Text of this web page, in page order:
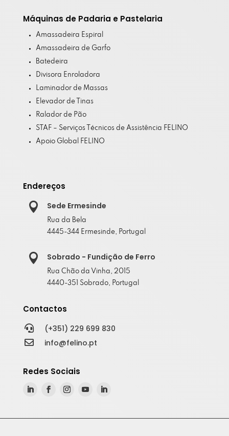
Máquinas de Padaria e Pastelaria
Amassadeira Espiral
Amassadeira de Garfo
Batedeira
Divisora Enroladora
Laminador de Massas
Elevador de Tinas
Ralador de Pão
STAF – Serviços Técnicos de Assistência FELINO
Apoio Global FELINO
Endereços
 Sede Ermesinde
Rua da Bela
4445-344 Ermesinde, Portugal
 Sobrado - Fundição de Ferro
Rua Chão da Vinha, 2015
4440-351 Sobrado, Portugal
Contactos
 (+351) 229 699 830
 info@felino.pt
Redes Sociais